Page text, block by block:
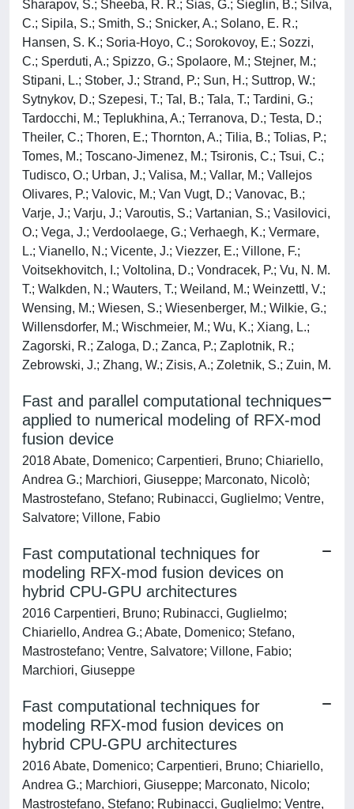
Sharapov, S.; Sheeba, R. R.; Sias, G.; Sieglin, B.; Silva,
C.; Sipila, S.; Smith, S.; Snicker, A.; Solano, E. R.;
Hansen, S. K.; Soria-Hoyo, C.; Sorokovoy, E.; Sozzi,
C.; Sperduti, A.; Spizzo, G.; Spolaore, M.; Stejner, M.;
Stipani, L.; Stober, J.; Strand, P.; Sun, H.; Suttrop, W.;
Sytnykov, D.; Szepesi, T.; Tal, B.; Tala, T.; Tardini, G.;
Tardocchi, M.; Teplukhina, A.; Terranova, D.; Testa, D.;
Theiler, C.; Thoren, E.; Thornton, A.; Tilia, B.; Tolias, P.;
Tomes, M.; Toscano-Jimenez, M.; Tsironis, C.; Tsui, C.;
Tudisco, O.; Urban, J.; Valisa, M.; Vallar, M.; Vallejos
Olivares, P.; Valovic, M.; Van Vugt, D.; Vanovac, B.;
Varje, J.; Varju, J.; Varoutis, S.; Vartanian, S.; Vasilovici,
O.; Vega, J.; Verdoolaege, G.; Verhaegh, K.; Vermare,
L.; Vianello, N.; Vicente, J.; Viezzer, E.; Villone, F.;
Voitsekhovitch, I.; Voltolina, D.; Vondracek, P.; Vu, N. M.
T.; Walkden, N.; Wauters, T.; Weiland, M.; Weinzettl, V.;
Wensing, M.; Wiesen, S.; Wiesenberger, M.; Wilkie, G.;
Willensdorfer, M.; Wischmeier, M.; Wu, K.; Xiang, L.;
Zagorski, R.; Zaloga, D.; Zanca, P.; Zaplotnik, R.;
Zebrowski, J.; Zhang, W.; Zisis, A.; Zoletnik, S.; Zuin, M.
Fast and parallel computational techniques
applied to numerical modeling of RFX-mod
fusion device
2018 Abate, Domenico; Carpentieri, Bruno; Chiariello,
Andrea G.; Marchiori, Giuseppe; Marconato, Nicolò;
Mastrostefano, Stefano; Rubinacci, Guglielmo; Ventre,
Salvatore; Villone, Fabio
Fast computational techniques for
modeling RFX-mod fusion devices on
hybrid CPU-GPU architectures
2016 Carpentieri, Bruno; Rubinacci, Guglielmo;
Chiariello, Andrea G.; Abate, Domenico; Stefano,
Mastrostefano; Ventre, Salvatore; Villone, Fabio;
Marchiori, Giuseppe
Fast computational techniques for
modeling RFX-mod fusion devices on
hybrid CPU-GPU architectures
2016 Abate, Domenico; Carpentieri, Bruno; Chiariello,
Andrea G.; Marchiori, Giuseppe; Marconato, Nicolo;
Mastrostefano, Stefano; Rubinacci, Guglielmo; Ventre,